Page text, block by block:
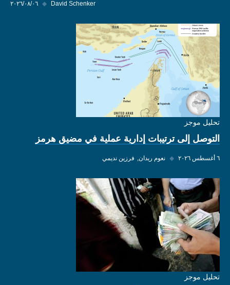
٠٦‏/٠٨‏/٢٠٢٦ ◆ David Schenker
تحليل موجز
التوصل إلى ترتيبات إدارية عملية في مضيق هرمز
٦ أغسطس ٢٠٢٦ ◆ نعوم ريدان فرزين نديمي
تحليل موجز